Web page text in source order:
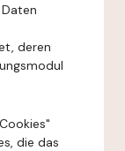
deren
die das